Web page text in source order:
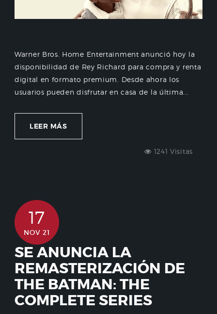
Warner Bros. Home Entertainment anunció hoy la
disponibilidad de Rey Richard para compra y renta
digital en formato premium. Desde ahora los
usuarios pueden disfrutar en casa de la última...
LEER MÁS
1241 Visitas
17
NOV 21
SE ANUNCIA LA
REMASTERIZACIÓN DE
THE BATMAN: THE
COMPLETE SERIES